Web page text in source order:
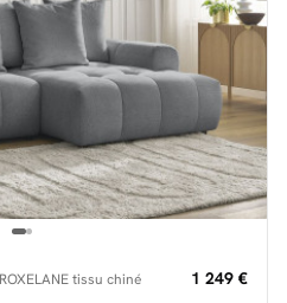
tissu chiné 1 249 €